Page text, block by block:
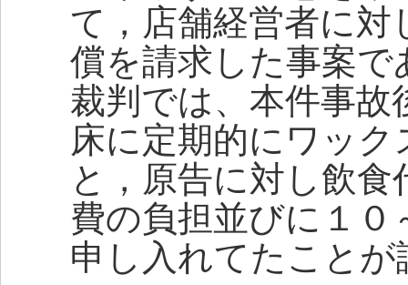
て，店舗経営者に対
償を請求した事案で
裁判では、本件事故
床に定期的にワッ
と，原告に対し飲
費の負担並びに１
申し入れてたこと